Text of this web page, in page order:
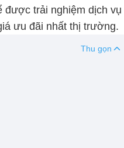
được trải nghiệm dịch vụ
ưu đãi nhất thị trường.
Thu gọn